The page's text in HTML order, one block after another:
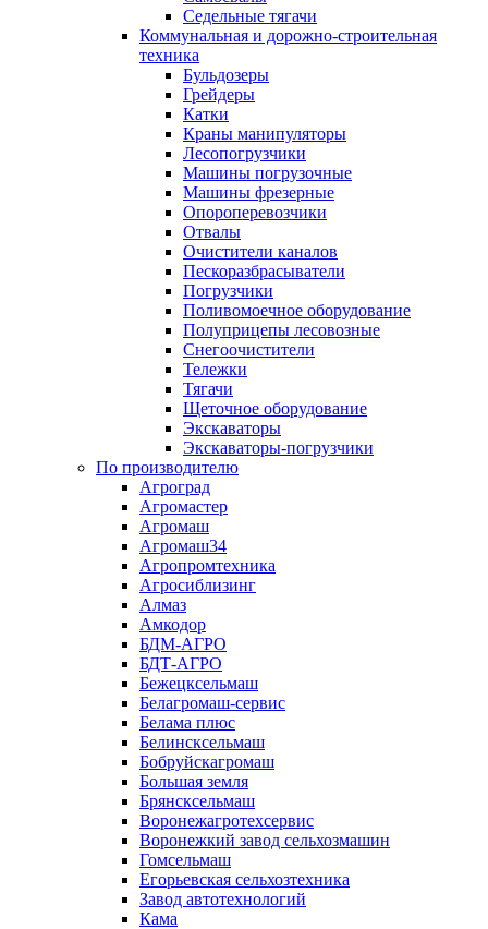
Седельные тягачи
Коммунальная и дорожно-строительная
техника
Бульдозеры
Грейдеры
Катки
Краны манипуляторы
Лесопогрузчики
Машины погрузочные
Машины фрезерные
Опороперевозчики
Отвалы
Очистители каналов
Пескоразбрасыватели
Погрузчики
Поливомоечное оборудование
Полуприцепы лесовозные
Снегоочистители
Тележки
Тягачи
Щеточное оборудование
Экскаваторы
Экскаваторы-погрузчики
По производителю
Агроград
Агромастер
Агромаш
Агромаш34
Агропромтехника
Агросиблизинг
Алмаз
Амкодор
БДМ-АГРО
БДТ-АГРО
Бежецксельмаш
Белагромаш-сервис
Белама плюс
Белинсксельмаш
Бобруйскагромаш
Большая земля
Брянсксельмаш
Воронежагротехсервис
Воронежкий завод сельхозмашин
Гомсельмаш
Егорьевская сельхозтехника
Завод автотехнологий
Кама